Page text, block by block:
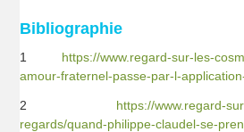
Bibliographie
1 https://www.regard-sur-les-
amour-fraternel-passe-par-l-
2 https://www.regard-
regards/quand-philippe-claudel-se-